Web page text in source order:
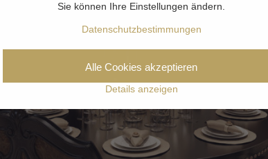
Sie können Ihre Einstellungen ändern.
Datenschutzbestimmungen
Details anzeigen
Alle Cookies akzeptieren